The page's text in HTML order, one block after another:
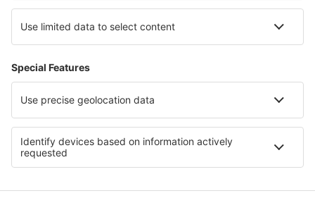
Länder
Internationale Webseiten
eSky.eu eSky.com eDestinos.com